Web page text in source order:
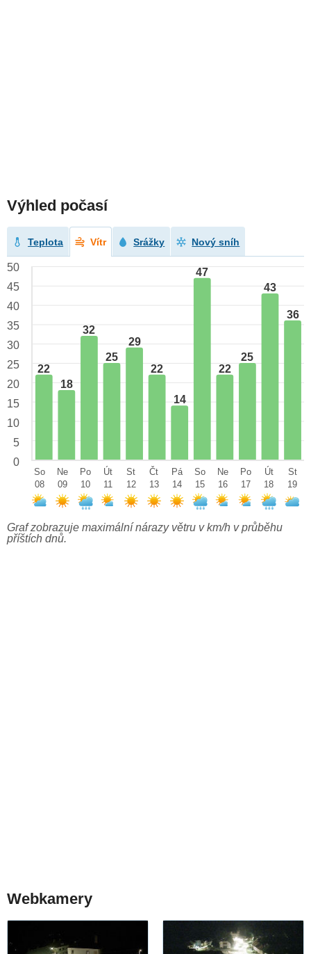
Výhled počasí
Teplota Vítr Srážky Nový sníh
22
18
32
25
29
22
14
47
22
25
43
36
50
45
40
35
30
25
20
15
10
5
0
So
08
Ne
09
Po
10
Út
11
St
12
Čt
13
Pá
14
So
15
Ne
16
Po
17
Út
18
St
19
Graf zobrazuje maximální nárazy větru v km/h v průběhu
příštích dnů.
Webkamery